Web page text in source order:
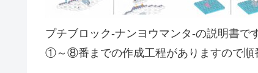
プチブロック-ナンヨウマンタ-の説明書で
①～⑧番までの作成工程がありますので順